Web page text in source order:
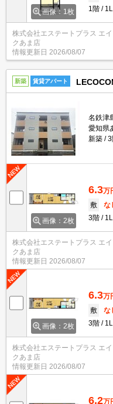
画像：1枚
1階
株式会社エステートプラス エ
クあま店
情報更新日 2026/08/07
新築 賃貸アパート
名鉄津
愛知県
新築
3
画像：2枚
6.3万
敷
な
3階
株式会社エステートプラス エ
クあま店
情報更新日 2026/08/07
画像：2枚
6.3万
敷
な
3階
株式会社エステートプラス エ
クあま店
情報更新日 2026/08/07
6.2万